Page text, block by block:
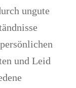
ungute
und Leid